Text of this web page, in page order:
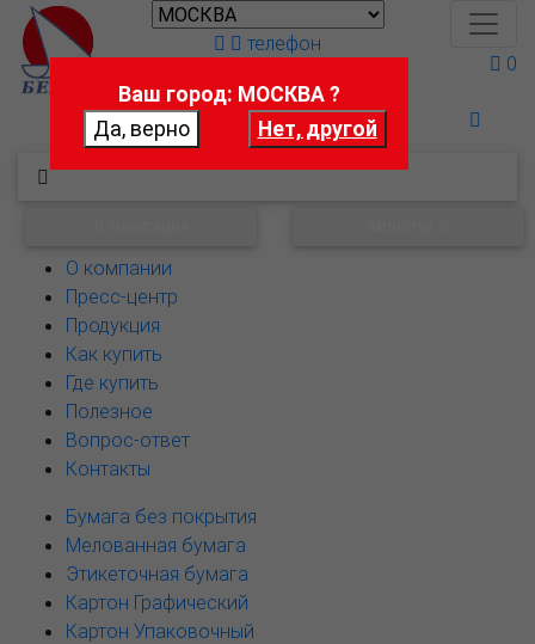
Поможем выбрать
телефон
0
О компании
Пресс-центр
Продукция
Как купить
Где купить
Полезное
Вопрос-ответ
Контакты
Бумага без покрытия
Мелованная бумага
Этикеточная бумага
Картон Графический
Картон Упаковочный
Ваш город: МОСКВА ?